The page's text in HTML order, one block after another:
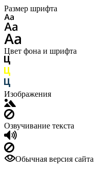
Размер шрифта
Цвет фона и шрифта
Изображения
Озвучивание текста
Обычная версия сайта